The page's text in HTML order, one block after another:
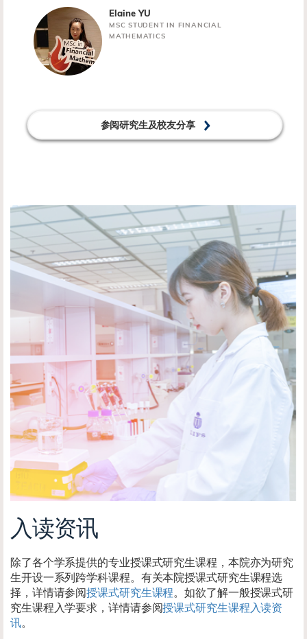
Elaine YU
MSC STUDENT IN FINANCIAL
MATHEMATICS
参阅研究生及校友分享
入读资讯
除了各个学系提供的专业授课式研究生课程，本院亦为研究
生开设一系列跨学科课程。有关本院授课式研究生课程选
择，详情请参阅授课式研究生课程。如欲了解一般授课式研
究生课程入学要求，详情请参阅授课式研究生课程入读资
讯。